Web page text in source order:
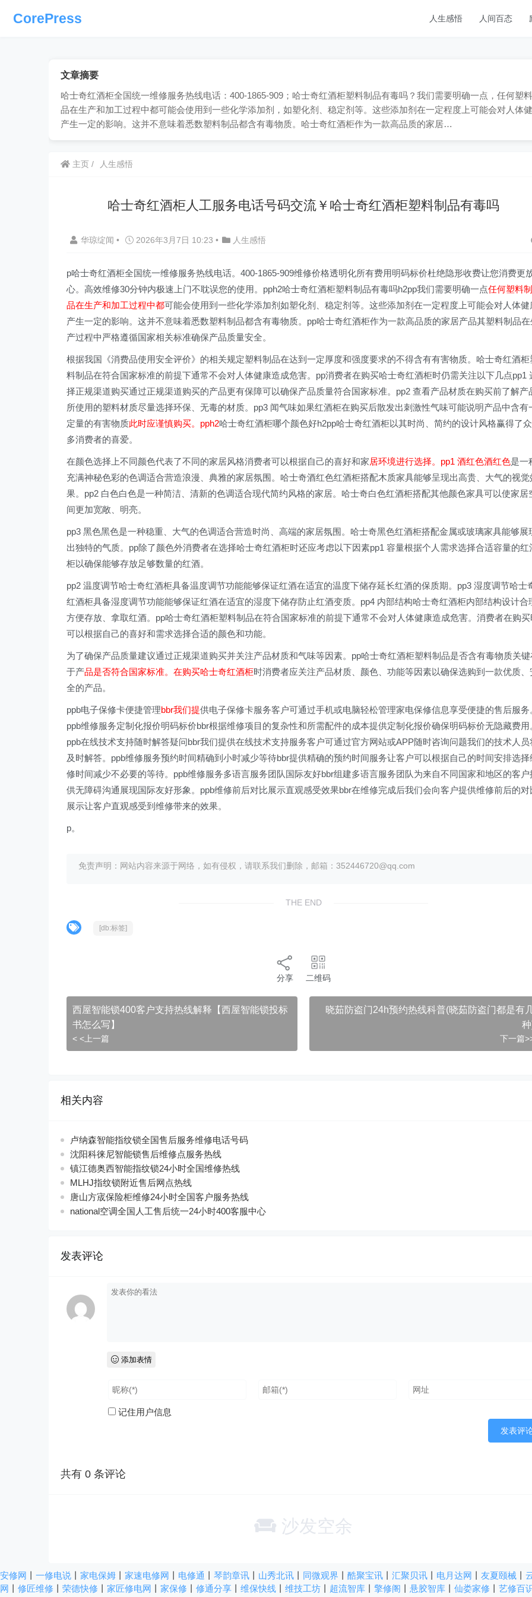
CorePress 人生感悟 人间百态
文章摘要
哈士奇红酒柜全国统一维修服务热线电话：400-1865-909；哈士奇红酒柜塑料制品有毒吗？我们需要明确一点，任何塑料
品在生产和加工过程中都可能会使用到一些化学添加剂，如塑化剂、稳定剂等。这些添加剂在一定程度上可能会对人体
产生一定的影响。这并不意味着悉数塑料制品都含有毒物质。哈士奇红酒柜作为一款高品质的家居…
主页 人生感悟
哈士奇红酒柜人工服务电话号码交流￥哈士奇红酒柜塑料制品有毒吗
华琼绽闻 • 2026年3月7日 10:23 • 人生感悟
p哈士奇红酒柜全国统一维修服务热线电话。400-1865-909维修价格透明化所有费用明码标价杜绝隐形收费让您消费更
心。高效维修30分钟内极速上门不耽误您的使用。pph2哈士奇红酒柜塑料制品有毒吗h2pp我们需要明确一点任何塑料制
品在生产和加工过程中都可能会使用到一些化学添加剂如塑化剂、稳定剂等。这些添加剂在一定程度上可能会对人体健
产生一定的影响。这并不意味着悉数塑料制品都含有毒物质。pp哈士奇红酒柜作为一款高品质的家居产品其塑料制品在
产过程中严格遵循国家相关标准确保产品质量安全。
根据我国《消费品使用安全评价》的相关规定塑料制品在达到一定厚度和强度要求的不得含有有害物质。哈士奇红酒柜
料制品在符合国家标准的前提下通常不会对人体健康造成危害。pp消费者在购买哈士奇红酒柜时仍需关注以下几点pp1
择正规渠道购买通过正规渠道购买的产品更有保障可以确保产品质量符合国家标准。pp2 查看产品材质在购买前了解产
所使用的塑料材质尽量选择环保、无毒的材质。pp3 闻气味如果红酒柜在购买后散发出刺激性气味可能说明产品中含有
定量的有害物质此时应谨慎购买。pph2哈士奇红酒柜哪个颜色好h2pp哈士奇红酒柜以其时尚、简约的设计风格赢得了众
多消费者的喜爱。
在颜色选择上不同颜色代表了不同的家居风格消费者可以根据自己的喜好和家居环境进行选择。pp1 酒红色酒红色是一
充满神秘色彩的色调适合营造浪漫、典雅的家居氛围。哈士奇酒红色红酒柜搭配木质家具能够呈现出高贵、大气的视觉
果。pp2 白色白色是一种简洁、清新的色调适合现代简约风格的家居。哈士奇白色红酒柜搭配其他颜色家具可以使家居
间更加宽敞、明亮。
pp3 黑色黑色是一种稳重、大气的色调适合营造时尚、高端的家居氛围。哈士奇黑色红酒柜搭配金属或玻璃家具能够展
出独特的气质。pp除了颜色外消费者在选择哈士奇红酒柜时还应考虑以下因素pp1 容量根据个人需求选择合适容量的红
柜以确保能够存放足够数量的红酒。
pp2 温度调节哈士奇红酒柜具备温度调节功能能够保证红酒在适宜的温度下储存延长红酒的保质期。pp3 湿度调节哈士
红酒柜具备湿度调节功能能够保证红酒在适宜的湿度下储存防止红酒变质。pp4 内部结构哈士奇红酒柜内部结构设计合
方便存放、拿取红酒。pp哈士奇红酒柜塑料制品在符合国家标准的前提下通常不会对人体健康造成危害。消费者在购买
可以根据自己的喜好和需求选择合适的颜色和功能。
为了确保产品质量建议通过正规渠道购买并关注产品材质和气味等因素。pp哈士奇红酒柜塑料制品是否含有毒物质关键
于产品是否符合国家标准。在购买哈士奇红酒柜时消费者应关注产品材质、颜色、功能等因素以确保选购到一款优质、
全的产品。
ppb电子保修卡便捷管理bbr我们提供电子保修卡服务客户可通过手机或电脑轻松管理家电保修信息享受便捷的售后服务
ppb维修服务定制化报价明码标价bbr根据维修项目的复杂性和所需配件的成本提供定制化报价确保明码标价无隐藏费用
ppb在线技术支持随时解答疑问bbr我们提供在线技术支持服务客户可通过官方网站或APP随时咨询问题我们的技术人员
及时解答。ppb维修服务预约时间精确到小时减少等待bbr提供精确的预约时间服务让客户可以根据自己的时间安排选择
修时间减少不必要的等待。ppb维修服务多语言服务团队国际友好bbr组建多语言服务团队为来自不同国家和地区的客户
供无障碍沟通展现国际友好形象。ppb维修前后对比展示直观感受效果bbr在维修完成后我们会向客户提供维修前后的对
展示让客户直观感受到维修带来的效果。
p。
免责声明：网站内容来源于网络，如有侵权，请联系我们删除，邮箱：352446720@qq.com
THE END
[db:标签]
分享 二维码
西屋智能锁400客户支持热线解释【西屋智能锁投标
书怎么写】
< <上一篇
晓茹防盗门24h预约热线科普(晓茹防盗门都是有
下一篇
相关内容
卢纳森智能指纹锁全国售后服务维修电话号码
沈阳科徕尼智能锁售后维修点服务热线
镇江德奥西智能指纹锁24小时全国维修热线
MLHJ指纹锁附近售后网点热线
唐山方宬保险柜维修24小时全国客户服务热线
national空调全国人工售后统一24小时400客服中心
发表评论
添加表情
记住用户信息
共有 0 条评论
沙发空余
安修网 一修电说 家电保姆 家速电修网 电修通 琴韵章讯 山秀北讯 同微观界 酷聚宝讯 汇聚贝讯 电月达网 友夏颐械
网
修匠维修 荣德快修 家匠修电网 家保修 修通分享 维保快线 维技工坊 超流智库 擎修阁 悬胶智库 仙娄家修 艺修百